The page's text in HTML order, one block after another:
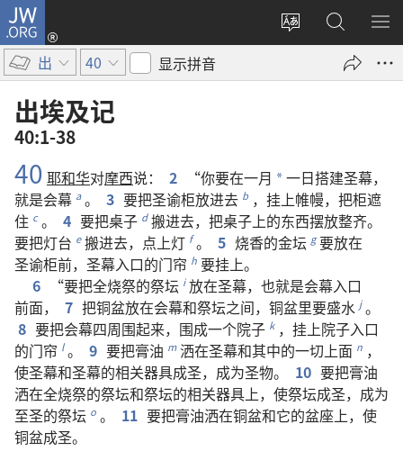
JW.ORG
更
网
登
录
开
搜
索
JW.ORG
显
菜
出 40 显示拼音
出埃及记
40:1-38
40 耶和华对摩西说： 2 “你要在一月 *一日搭建圣幕，
就是会幕 a 。 3 要把圣谕柜放进去 b ， 挂上帷幔， 把柜遮
住 c 。 4 要把桌子 d 搬进去， 把桌子上的东西摆放整齐。
要把灯台 e 搬进去， 点上灯 f 。 5 烧香的金坛 g 要放在
圣谕柜前， 圣幕入口的门帘 h 要挂上。
6
“要把全烧祭的祭坛 i 放在圣幕， 也就是会幕入口
前面， 7 把铜盆放在会幕和祭坛之间， 铜盆里要盛水 j 。
8 要把会幕四周围起来， 围成一个院子 k ， 挂上院子入口
的门帘 l 。 9 要把膏油 m 洒在圣幕和其中的一切上面 n ，
使圣幕和圣幕的相关器具成圣， 成为圣物。 10 要把膏油
洒在全烧祭的祭坛和祭坛的相关器具上， 使祭坛成圣， 成为
至圣的祭坛 o 。 11 要把膏油洒在铜盆和它的盆座上， 使
铜盆成圣。